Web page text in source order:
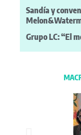
Sandía y
Grupo LC: “El